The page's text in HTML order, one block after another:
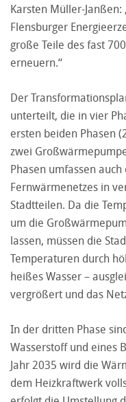
Karsten Müller-
Flensburger
große Teile des fast
erneuern.“
Der
unterteilt, die in vier
ersten beiden Phasen
zwei
Phasen umfassen
Fernwärmenetzes in
Stadtteilen. Da die
um die
lassen, müssen die
Temperaturen durch
heißes Wasser –
vergrößert und das
In der dritten Phase
Wasserstoff und eines
Jahr 2035 wird die
dem Heizkraftwerk